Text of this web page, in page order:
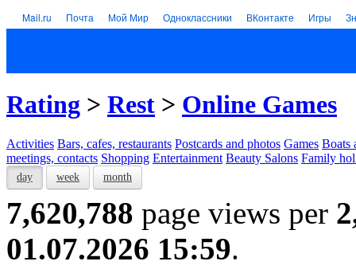
Mail.ru Почта Мой Мир Одноклассники ВКонтакте Игры
Rating > Rest > Online Games
Activities Bars, cafes, restaurants Postcards and photos Games Boats
meetings, contacts Shopping Entertainment Beauty Salons Family
day week month
7,620,788 page views per
01.07.2026 15:59.